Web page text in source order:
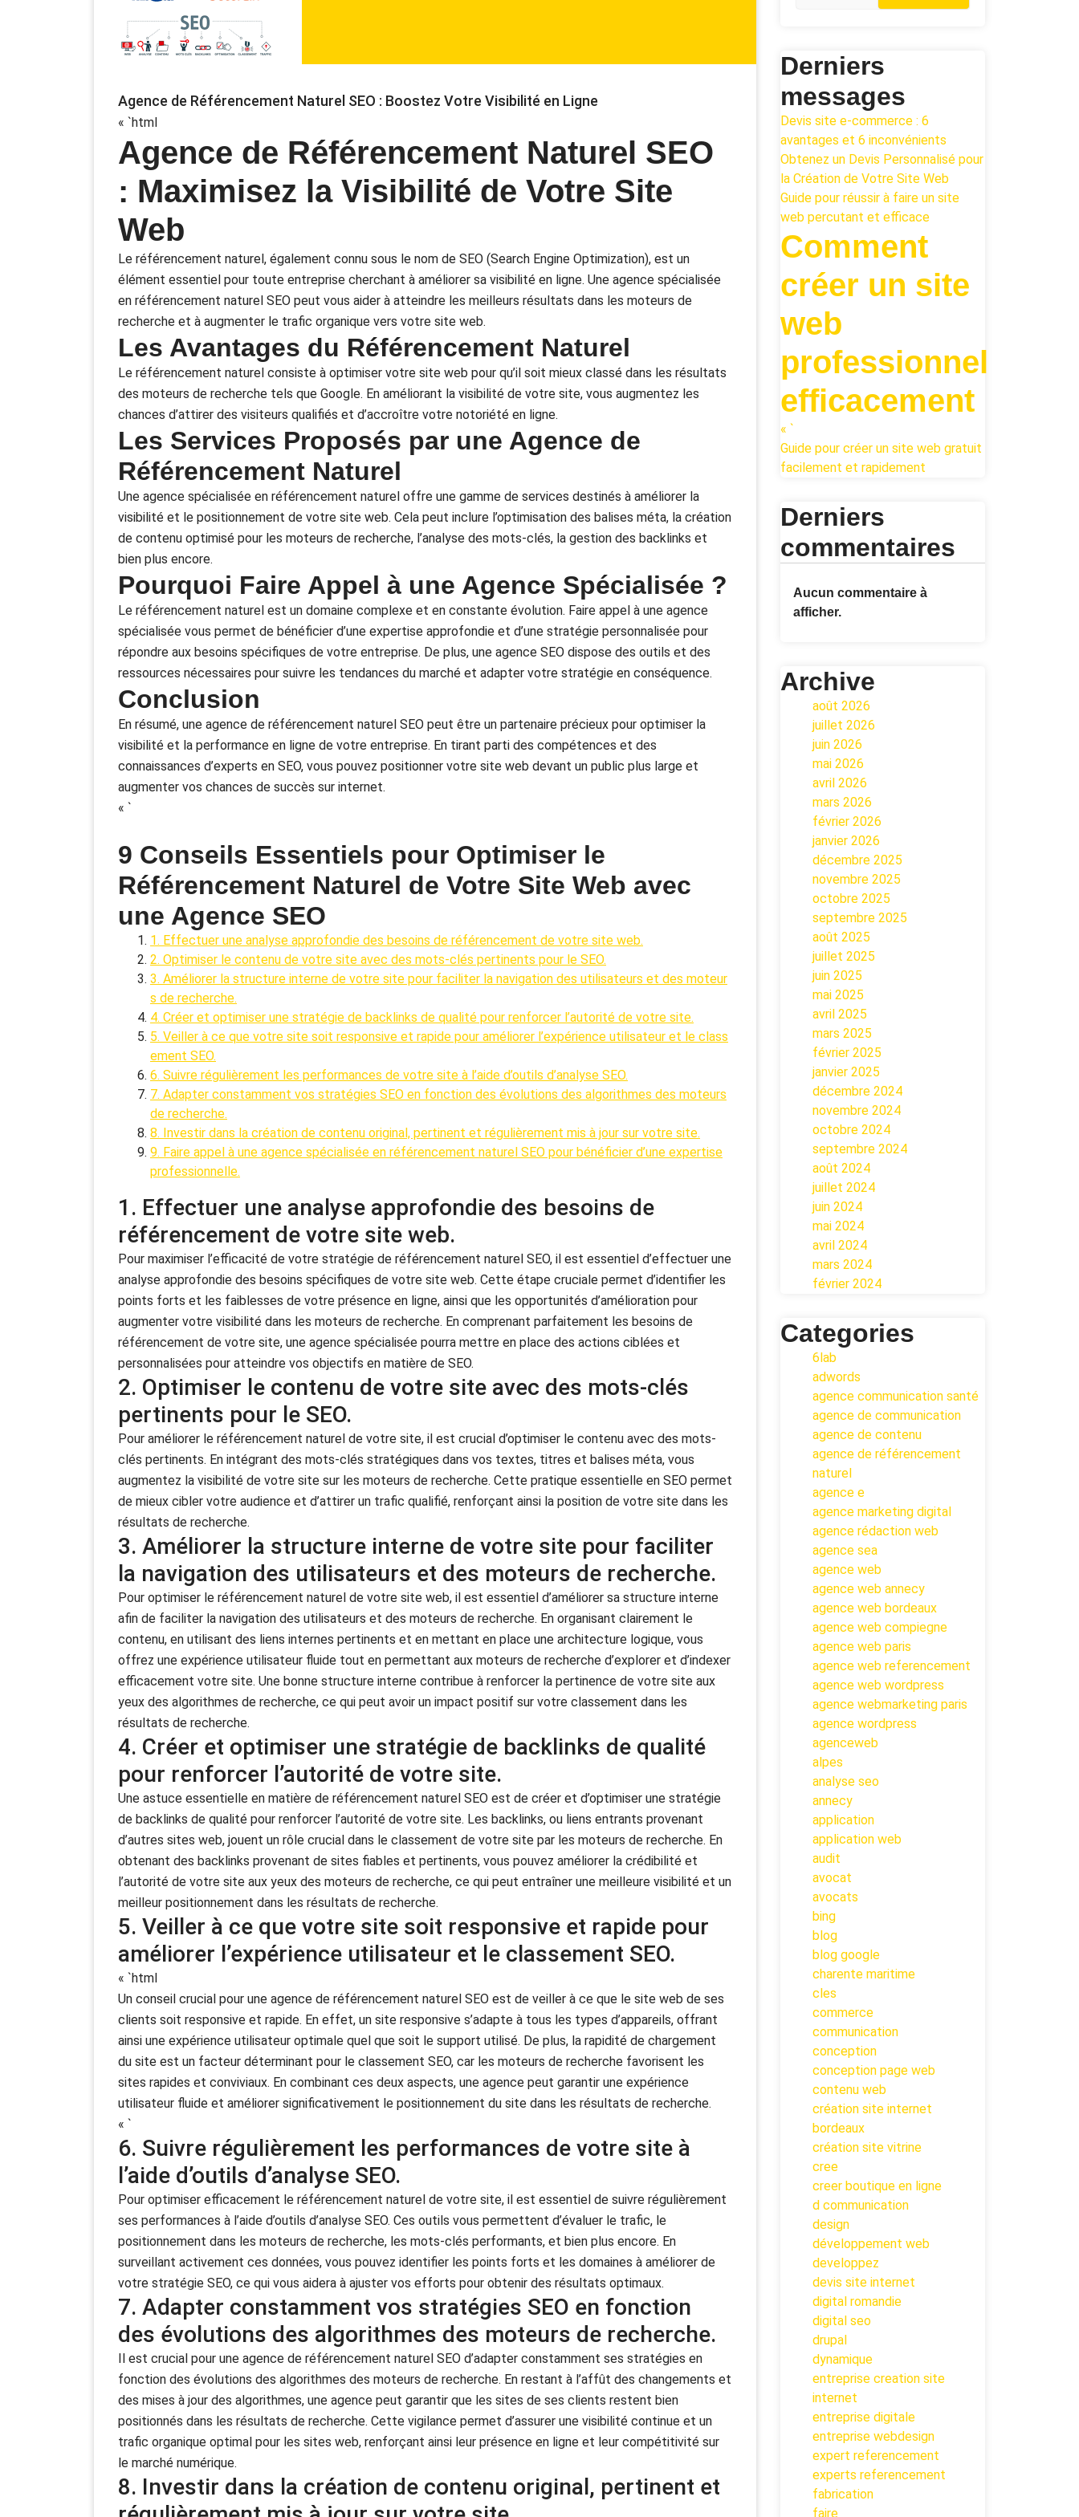
Agence de Référencement Naturel SEO : Boostez Votre Visibilité en Ligne
« `html
Agence de Référencement Naturel SEO
: Maximisez la Visibilité de Votre Site
Web
Le référencement naturel, également connu sous le nom de SEO (Search Engine Optimization), est un
élément essentiel pour toute entreprise cherchant à améliorer sa visibilité en ligne. Une agence spécialisée
en référencement naturel SEO peut vous aider à atteindre les meilleurs résultats dans les moteurs de
recherche et à augmenter le trafic organique vers votre site web.
Les Avantages du Référencement Naturel
Le référencement naturel consiste à optimiser votre site web pour qu’il soit mieux classé dans les résultats
des moteurs de recherche tels que Google. En améliorant la visibilité de votre site, vous augmentez les
chances d’attirer des visiteurs qualifiés et d’accroître votre notoriété en ligne.
Les Services Proposés par une Agence de
Référencement Naturel
Une agence spécialisée en référencement naturel offre une gamme de services destinés à améliorer la
visibilité et le positionnement de votre site web. Cela peut inclure l’optimisation des balises méta, la création
de contenu optimisé pour les moteurs de recherche, l’analyse des mots-clés, la gestion des backlinks et
bien plus encore.
Pourquoi Faire Appel à une Agence Spécialisée ?
Le référencement naturel est un domaine complexe et en constante évolution. Faire appel à une agence
spécialisée vous permet de bénéficier d’une expertise approfondie et d’une stratégie personnalisée pour
répondre aux besoins spécifiques de votre entreprise. De plus, une agence SEO dispose des outils et des
ressources nécessaires pour suivre les tendances du marché et adapter votre stratégie en conséquence.
Conclusion
En résumé, une agence de référencement naturel SEO peut être un partenaire précieux pour optimiser la
visibilité et la performance en ligne de votre entreprise. En tirant parti des compétences et des
connaissances d’experts en SEO, vous pouvez positionner votre site web devant un public plus large et
augmenter vos chances de succès sur internet.
« `
9 Conseils Essentiels pour Optimiser le
Référencement Naturel de Votre Site Web avec
une Agence SEO
1. Effectuer une analyse approfondie des besoins de référencement de votre site web.
2. Optimiser le contenu de votre site avec des mots-clés pertinents pour le SEO.
3. Améliorer la structure interne de votre site pour faciliter la navigation des utilisateurs et des moteur
s de recherche.
4. Créer et optimiser une stratégie de backlinks de qualité pour renforcer l’autorité de votre site.
5. Veiller à ce que votre site soit responsive et rapide pour améliorer l’expérience utilisateur et le class
ement SEO.
6. Suivre régulièrement les performances de votre site à l’aide d’outils d’analyse SEO.
7. Adapter constamment vos stratégies SEO en fonction des évolutions des algorithmes des moteurs
de recherche.
8. Investir dans la création de contenu original, pertinent et régulièrement mis à jour sur votre site.
9. Faire appel à une agence spécialisée en référencement naturel SEO pour bénéficier d’une expertise
professionnelle.
1. Effectuer une analyse approfondie des besoins de
référencement de votre site web.
Pour maximiser l’efficacité de votre stratégie de référencement naturel SEO, il est essentiel d’effectuer une
analyse approfondie des besoins spécifiques de votre site web. Cette étape cruciale permet d’identifier les
points forts et les faiblesses de votre présence en ligne, ainsi que les opportunités d’amélioration pour
augmenter votre visibilité dans les moteurs de recherche. En comprenant parfaitement les besoins de
référencement de votre site, une agence spécialisée pourra mettre en place des actions ciblées et
personnalisées pour atteindre vos objectifs en matière de SEO.
2. Optimiser le contenu de votre site avec des mots-clés
pertinents pour le SEO.
Pour améliorer le référencement naturel de votre site, il est crucial d’optimiser le contenu avec des mots-
clés pertinents. En intégrant des mots-clés stratégiques dans vos textes, titres et balises méta, vous
augmentez la visibilité de votre site sur les moteurs de recherche. Cette pratique essentielle en SEO permet
de mieux cibler votre audience et d’attirer un trafic qualifié, renforçant ainsi la position de votre site dans les
résultats de recherche.
3. Améliorer la structure interne de votre site pour faciliter
la navigation des utilisateurs et des moteurs de recherche.
Pour optimiser le référencement naturel de votre site web, il est essentiel d’améliorer sa structure interne
afin de faciliter la navigation des utilisateurs et des moteurs de recherche. En organisant clairement le
contenu, en utilisant des liens internes pertinents et en mettant en place une architecture logique, vous
offrez une expérience utilisateur fluide tout en permettant aux moteurs de recherche d’explorer et d’indexer
efficacement votre site. Une bonne structure interne contribue à renforcer la pertinence de votre site aux
yeux des algorithmes de recherche, ce qui peut avoir un impact positif sur votre classement dans les
résultats de recherche.
4. Créer et optimiser une stratégie de backlinks de qualité
pour renforcer l’autorité de votre site.
Une astuce essentielle en matière de référencement naturel SEO est de créer et d’optimiser une stratégie
de backlinks de qualité pour renforcer l’autorité de votre site. Les backlinks, ou liens entrants provenant
d’autres sites web, jouent un rôle crucial dans le classement de votre site par les moteurs de recherche. En
obtenant des backlinks provenant de sites fiables et pertinents, vous pouvez améliorer la crédibilité et
l’autorité de votre site aux yeux des moteurs de recherche, ce qui peut entraîner une meilleure visibilité et un
meilleur positionnement dans les résultats de recherche.
5. Veiller à ce que votre site soit responsive et rapide pour
améliorer l’expérience utilisateur et le classement SEO.
« `html
Un conseil crucial pour une agence de référencement naturel SEO est de veiller à ce que le site web de ses
clients soit responsive et rapide. En effet, un site responsive s’adapte à tous les types d’appareils, offrant
ainsi une expérience utilisateur optimale quel que soit le support utilisé. De plus, la rapidité de chargement
du site est un facteur déterminant pour le classement SEO, car les moteurs de recherche favorisent les
sites rapides et conviviaux. En combinant ces deux aspects, une agence peut garantir une expérience
utilisateur fluide et améliorer significativement le positionnement du site dans les résultats de recherche.
« `
6. Suivre régulièrement les performances de votre site à
l’aide d’outils d’analyse SEO.
Pour optimiser efficacement le référencement naturel de votre site, il est essentiel de suivre régulièrement
ses performances à l’aide d’outils d’analyse SEO. Ces outils vous permettent d’évaluer le trafic, le
positionnement dans les moteurs de recherche, les mots-clés performants, et bien plus encore. En
surveillant activement ces données, vous pouvez identifier les points forts et les domaines à améliorer de
votre stratégie SEO, ce qui vous aidera à ajuster vos efforts pour obtenir des résultats optimaux.
7. Adapter constamment vos stratégies SEO en fonction
des évolutions des algorithmes des moteurs de recherche.
Il est crucial pour une agence de référencement naturel SEO d’adapter constamment ses stratégies en
fonction des évolutions des algorithmes des moteurs de recherche. En restant à l’affût des changements et
des mises à jour des algorithmes, une agence peut garantir que les sites de ses clients restent bien
positionnés dans les résultats de recherche. Cette vigilance permet d’assurer une visibilité continue et un
trafic organique optimal pour les sites web, renforçant ainsi leur présence en ligne et leur compétitivité sur
le marché numérique.
8. Investir dans la création de contenu original, pertinent et
Derniers
messages
Devis site e-commerce : 6
avantages et 6 inconvénients
Obtenez un Devis Personnalisé pour
la Création de Votre Site Web
Guide pour réussir à faire un site
web percutant et efficace
Comment
créer un site
web
professionnel
efficacement
« `
Guide pour créer un site web gratuit
facilement et rapidement
Derniers
commentaires
Aucun commentaire à
afficher.
Archive
août 2026
juillet 2026
juin 2026
mai 2026
avril 2026
mars 2026
février 2026
janvier 2026
décembre 2025
novembre 2025
octobre 2025
septembre 2025
août 2025
juillet 2025
juin 2025
mai 2025
avril 2025
mars 2025
février 2025
janvier 2025
décembre 2024
novembre 2024
octobre 2024
septembre 2024
août 2024
juillet 2024
juin 2024
mai 2024
avril 2024
mars 2024
février 2024
Categories
6lab
adwords
agence communication santé
agence de communication
agence de contenu
agence de référencement
naturel
agence e
agence marketing digital
agence rédaction web
agence sea
agence web
agence web annecy
agence web bordeaux
agence web compiegne
agence web paris
agence web referencement
agence web wordpress
agence webmarketing paris
agence wordpress
agenceweb
alpes
analyse seo
annecy
application
application web
audit
avocat
avocats
bing
blog
blog google
charente maritime
cles
commerce
communication
conception
conception page web
contenu web
création site internet
bordeaux
création site vitrine
cree
creer boutique en ligne
d communication
design
développement web
developpez
devis site internet
digital romandie
digital seo
drupal
dynamique
entreprise creation site
internet
entreprise digitale
entreprise webdesign
expert referencement
experts referencement
fabrication
faire